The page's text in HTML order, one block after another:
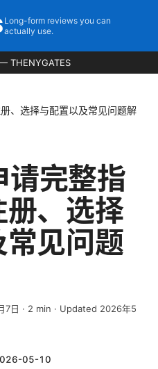
Long-form reviews you can
actually use.
THENYGATES
、选择与配置以及常见问题解
完整指
、选择
见问题
7日 · 2 min · Updated 2026年5
05-10